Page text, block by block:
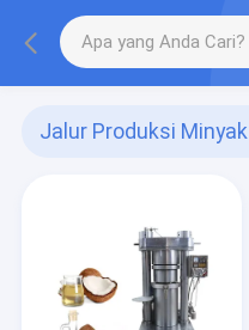
Jalur Produksi Minyak